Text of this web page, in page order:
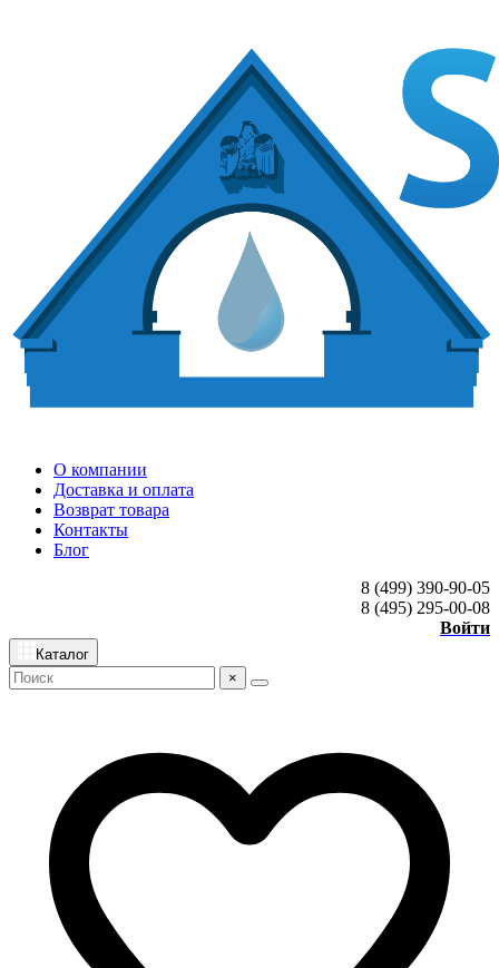
О компании
Доставка и оплата
Возврат товара
Контакты
Блог
8 (499) 390-90-05
8 (495) 295-00-08
Войти
Каталог
×